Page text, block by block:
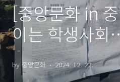
[중앙문화 in
이는 학생사
를 돌아보다
by 중앙문화 2024. 12. 22.